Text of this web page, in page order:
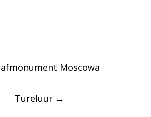
Moscowa
Tureluur →